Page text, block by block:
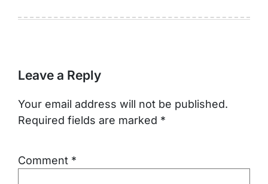
Leave a Reply
Your email address will not be published.
Required fields are marked *
Comment *